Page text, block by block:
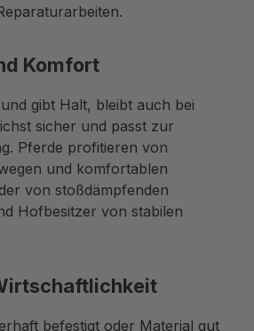
Komfort
gibt Halt, bleibt auch bei
sicher und passt zur
Pferde profitieren von
und komfortablen
von stoßdämpfenden
Hofbesitzer von stabilen
befestigt oder Material gut